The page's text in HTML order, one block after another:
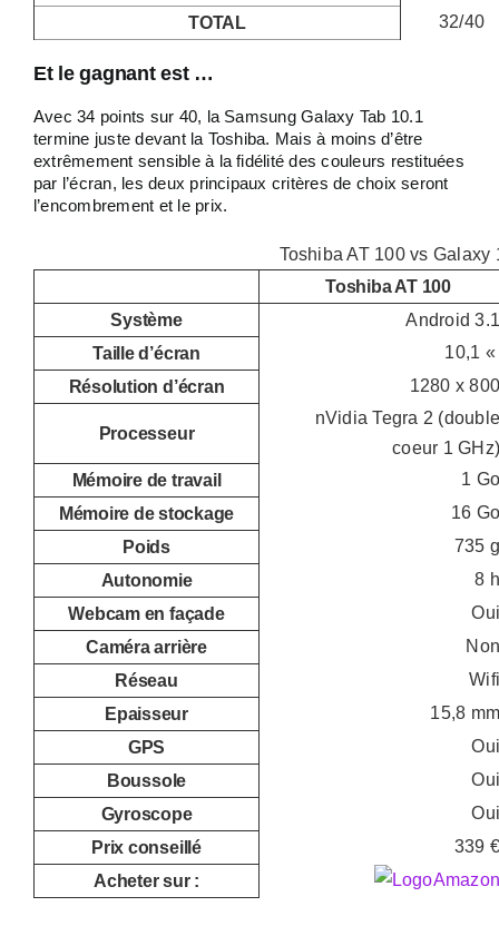
TOTAL
32/40
Et le gagnant est …
Avec 34 points sur 40, la Samsung Galaxy Tab 10.1
termine juste devant la Toshiba. Mais à moins d’être
extrêmement sensible à la fidélité des couleurs restituées
par l’écran, les deux principaux critères de choix seront
l’encombrement et le prix.
Toshiba AT 100 vs Galaxy
Toshiba AT 100
Système
Android 3.1
Taille d’écran
10,1 «
Résolution d’écran
1280 x 800
Processeur
nVidia Tegra 2 (double
coeur 1 GHz)
Mémoire de travail
1 Go
Mémoire de stockage
16 Go
Poids
735 g
Autonomie
8 h
Webcam en façade
Oui
Caméra arrière
Non
Réseau
Wifi
Epaisseur
15,8 mm
GPS
Oui
Boussole
Oui
Gyroscope
Oui
Prix conseillé
339 €
Acheter sur :